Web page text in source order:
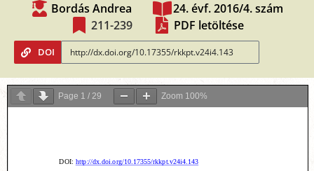
Bordás Andrea
24. évf. 2016/4. szám
211-239
PDF letöltése
DOI
Page 1 / 29 Zoom 100%